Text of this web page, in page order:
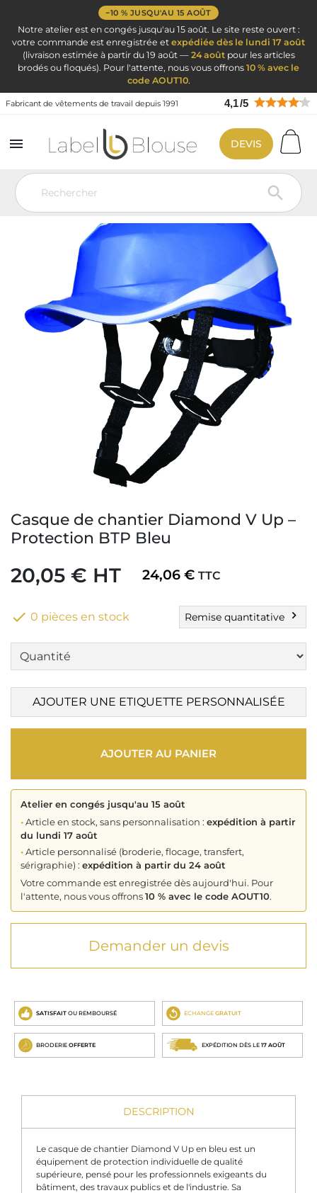
−10 % JUSQU'AU 15 AOÛT
Notre atelier est en congés jusqu'au 15 août. Le site reste ouvert :
votre commande est enregistrée et expédiée dès le lundi 17 août
(livraison estimée à partir du 19 août — 24 aoûtpour les articles
brodés ou floqués). Pour l'attente, nous vous offrons 10 % avec le
code AOUT10.
Fabricant de vêtements de travail depuis 1991 4,1/5


DEVIS
Vêtement de travail
EPI : Equipement Protection Individuel
Casque de chantier Diamond V Up –
Protection BTP Bleu
20,05 € HT 24,06 € TTC
 0 pièces en stock Remise quantitative chevron_right
AJOUTER UNE ETIQUETTE PERSONNALISÉE
AJOUTER AU PANIER
Atelier en congés jusqu'au 15 août
•Article en stock, sans personnalisation : expédition à partir
du lundi 17 août
•Article personnalisé (broderie, flocage, transfert,
sérigraphie) : expédition à partir du 24 août
Votre commande est enregistrée dès aujourd'hui. Pour
l'attente, nous vous offrons10 % avec le code AOUT10.
Demander un devis
SATISFAIT OU REMBOURSÉ ECHANGE GRATUIT
BRODERIE OFFERTE EXPÉDITION DÈS LE 17 AOÛT
DESCRIPTION
Le casque de chantier Diamond V Up en bleu est un
équipement de protection individuelle de qualité
supérieure, pensé pour les professionnels exigeants du
bâtiment, des travaux publics et de l'industrie. Sa